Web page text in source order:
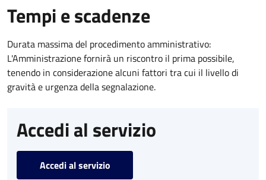
Tempi e scadenze
Durata massima del procedimento amministrativo:
L'Amministrazione fornirà un riscontro il prima possibile,
tenendo in considerazione alcuni fattori tra cui il livello di
gravità e urgenza della segnalazione.
Accedi al servizio
Accedi al servizio